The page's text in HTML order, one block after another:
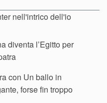
nell'intrico dell'io
diventa l’Egitto per
con Un ballo in
forse fin troppo